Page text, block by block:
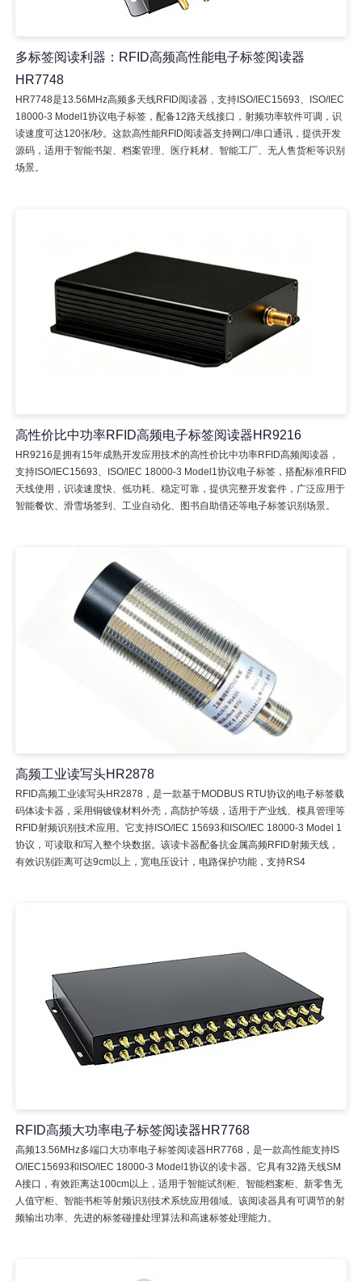
多标签阅读利器：RFID高频高性能电子标签阅读器
HR7748
HR7748是13.56MHz高频多天线RFID阅读器，支持ISO/IEC15693、ISO/IEC
18000-3 Model1协议电子标签，配备12路天线接口，射频功率软件可调，识
读速度可达120张/秒。这款高性能RFID阅读器支持网口/串口通讯，提供开发
源码，适用于智能书架、档案管理、医疗耗材、智能工厂、无人售货柜等识别
场景。
高性价比中功率RFID高频电子标签阅读器HR9216
HR9216是拥有15年成熟开发应用技术的高性价比中功率RFID高频阅读器，
支持ISO/IEC15693、ISO/IEC 18000-3 Model1协议电子标签，搭配标准RFID
天线使用，识读速度快、低功耗、稳定可靠，提供完整开发套件，广泛应用于
智能餐饮、滑雪场签到、工业自动化、图书自助借还等电子标签识别场景。
高频工业读写头HR2878
RFID高频工业读写头HR2878，是一款基于MODBUS RTU协议的电子标签载
码体读卡器，采用铜镀镍材料外壳，高防护等级，适用于产业线、模具管理等
RFID射频识别技术应用。它支持ISO/IEC 15693和ISO/IEC 18000-3 Model 1
协议，可读取和写入整个块数据。该读卡器配备抗金属高频RFID射频天线，
有效识别距离可达9cm以上，宽电压设计，电路保护功能，支持RS4
RFID高频大功率电子标签阅读器HR7768
高频13.56MHz多端口大功率电子标签阅读器HR7768，是一款高性能支持IS
O/IEC15693和ISO/IEC 18000-3 Model1协议的读卡器。它具有32路天线SM
A接口，有效距离达100cm以上，适用于智能试剂柜、智能档案柜、新零售无
人值守柜、智能书柜等射频识别技术系统应用领域。该阅读器具有可调节的射
频输出功率、先进的标签碰撞处理算法和高速标签处理能力。